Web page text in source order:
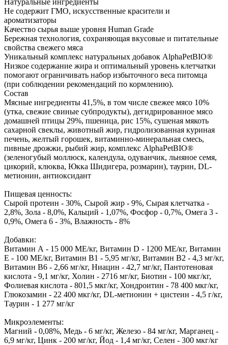
Не содержит ГМО, искусственные красители и
ароматизаторы
Качество сырья выше уровня Human Grade
Бережная технология, сохраняющая вкусовые и питательные
свойства свежего мяса
Уникальный комплекс натуральных добавок AlphaPetBIO®
Низкое содержание жира и оптимальный уровень клетчатки
помогают ограничивать набор избыточного веса питомца
(при соблюдении рекомендаций по кормлению).
Состав
Мясные ингредиенты 41,5%, в том числе свежее мясо 10%
(утка, свежие свиные субпродукты), дегидрированное мясо
домашней птицы 29%, пшеница, рис 15%, сушеная мякоть
сахарной свеклы, животный жир, гидролизованная куриная
печень, желтый горошек, витаминно-минеральная смесь,
пивные дрожжи, рыбий жир, комплекс AlphaPetBIO®
(зеленогубый моллюск, календула, одуванчик, льняное семя,
цикорий, клюква, Юкка Шидигера, розмарин), таурин, DL-
метионин, антиоксидант
Пищевая ценность:
Сырой протеин - 30%, Сырой жир - 9%, Сырая клетчатка -
2,8%, Зола - 8,0%, Кальций - 1,07%, Фосфор - 0,7%, Омега 3 -
0,9%, Омега 6 - 3%, Влажность - 8%
Добавки:
Витамин А - 15 000 МЕ/кг, Витамин D - 1200 МЕ/кг, Витамин
Е - 100 МЕ/кг, Витамин В1 - 5,95 мг/кг, Витамин В2 - 4,3 мг/кг,
Витамин B6 - 2,66 мг/кг, Ниацин - 42,7 мг/кг, Пантотеновая
кислота - 9,1 мг/кг, Холин - 2716 мг/кг, Биотин - 100 мкг/кг,
Фолиевая кислота - 801,5 мкг/кг, Хондроитин - 78 400 мкг/кг,
Глюкозамин - 22 400 мкг/кг, DL-метионин + цистеин - 4,5 г/кг,
Таурин - 1 277 мг/кг
Микроэлементы:
Магний - 0,08%, Медь - 6 мг/кг, Железо - 84 мг/кг, Марганец -
6,9 мг/кг, Цинк - 200 мг/кг, Йод - 1,4 мг/кг, Селен - 300 мкг/кг